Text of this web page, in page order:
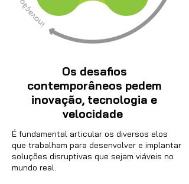
Os desafios
contemporâneos pedem
inovação, tecnologia e
velocidade
É fundamental articular os diversos elos
que trabalham para desenvolver e implantar
soluções disruptivas que sejam viáveis no
mundo real.